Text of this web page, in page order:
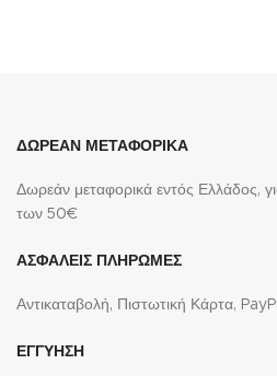
ΔΩΡΕΑΝ ΜΕΤΑΦΟΡΙΚΑ
Δωρεάν μεταφορικά εντός Ελλάδος,
των 50€
ΑΣΦΑΛΕΙΣ ΠΛΗΡΩΜΕΣ
Αντικαταβολή, Πιστωτική Κάρτα,
ΕΓΓΥΗΣΗ